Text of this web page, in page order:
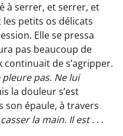
à serrer, et serrer, et
les petits os délicats
Elle se pressa
pas beaucoup de
continuait de s’agripper.
pleure pas. Ne lui
la douleur s’est
son épaule, à travers
la main. Il est. . .